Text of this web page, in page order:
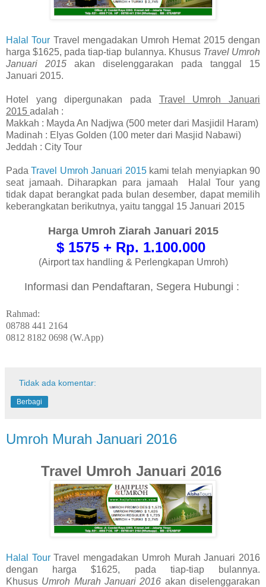
Halal Tour Travel mengadakan Umroh Hemat 2015 dengan
harga $1625, pada tiap-tiap bulannya. Khusus Travel Umroh
Januari 2015 akan diselenggarakan pada tanggal 15
Januari 2015.
Hotel yang dipergunakan pada Travel Umroh Januari
2015 adalah :
Makkah : Mayda An Nadjwa (500 meter dari Masjidil Haram)
Madinah : Elyas Golden (100 meter dari Masjid Nabawi)
Jeddah : City Tour
PadaTravel Umroh Januari 2015kami telah menyiapkan 90
seat jamaah. Diharapkan para jamaah Halal Tour yang
tidak dapat berangkat pada bulan desember, dapat memilih
keberangkatan berikutnya, yaitu tanggal 15 Januari 2015
Harga Umroh Ziarah Januari 2015
$ 1575 + Rp. 1.100.000
(Airport tax handling & Perlengkapan Umroh)
Informasi dan Pendaftaran, Segera Hubungi :
Rahmad:
08788 441 2164
0812 8182 0698 (W.App)
Tidak ada komentar:
Berbagi
Umroh Murah Januari 2016
Travel Umroh Januari 2016
Halal TourTravel mengadakan Umroh Murah Januari 2016
dengan harga $1625, pada tiap-tiap bulannya.
Khusus Umroh Murah Januari 2016 akan diselenggarakan